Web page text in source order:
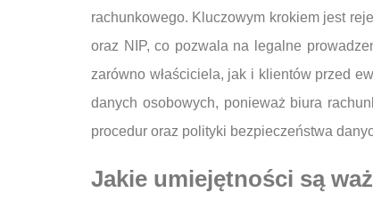
rachunkowego. Kluczowym krokiem jest
oraz NIP, co pozwala na legalne
zarówno właściciela, jak i klientów przed
danych osobowych, ponieważ biura
procedur oraz polityki bezpieczeństwa
Jakie umiejętności są